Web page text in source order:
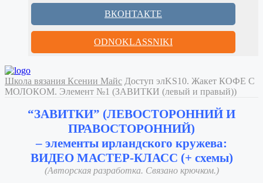
ВКОНТАКТЕ
ODNOKLASSNIKI
Школа вязания Ксении Майс Доступ элKS10. Жакет КОФЕ С
МОЛОКОМ. Элемент №1 (ЗАВИТКИ (левый и правый))
“ЗАВИТКИ” (ЛЕВОСТОРОННИЙ И
ПРАВОСТОРОННИЙ)
– элементы ирландского кружева:
ВИДЕО МАСТЕР-КЛАСС (+ схемы)
(Авторская разработка. Связано крючком.)